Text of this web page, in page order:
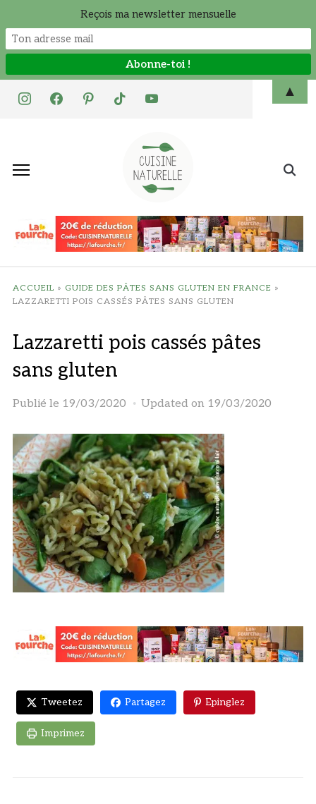
instagramfacebookpinteresttiktok youtube
Search
ACCUEIL » GUIDE DES PÂTES SANS GLUTEN EN FRANCE »
LAZZARETTI POIS CASSÉS PÂTES SANS GLUTEN
Lazzaretti pois cassés pâtes
sans gluten
Publié le 19/03/2020 Updated on 19/03/2020
Tweetez Partagez Epinglez
Imprimez
Reçois ma newsletter mensuelle
▲